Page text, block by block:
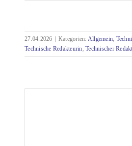
Ein Beruf mit vielen
27.04.2026 Kategorien: Allgemein,
Technische Redakteurin,Technischer